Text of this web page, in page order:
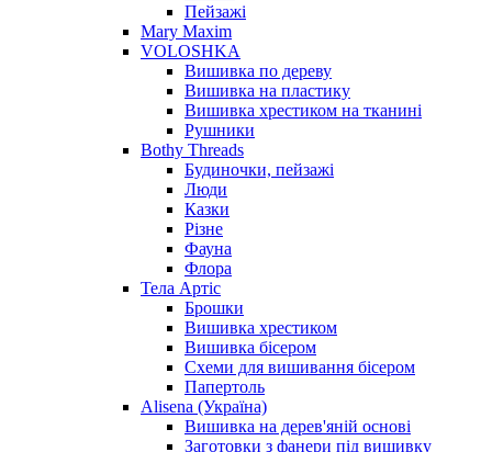
Пейзажі
Mary Maxim
VOLOSHKA
Вишивка по дереву
Вишивка на пластику
Вишивка хрестиком на тканині
Рушники
Bothy Threads
Будиночки, пейзажі
Люди
Казки
Різне
Фауна
Флора
Тела Артіс
Брошки
Вишивка хрестиком
Вишивка бісером
Схеми для вишивання бісером
Папертоль
Alisena (Україна)
Вишивка на дерев'яній основі
Заготовки з фанери під вишивку